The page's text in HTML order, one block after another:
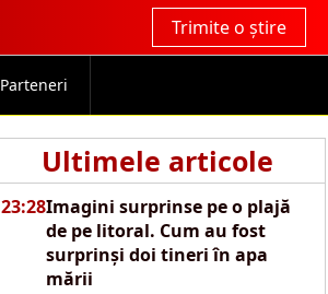
Trimite o știre
Parteneri
Ultimele articole
23:28Imagini surprinse pe o plajă
de pe litoral. Cum au fost
surprinși doi tineri în apa
mării